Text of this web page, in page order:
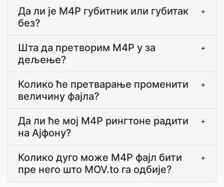
Да ли је М4Р губитник или губитак
без?
+
Шта да претворим М4Р у за
дељење?
+
Колико ће претварање променити
величину фајла?
+
Да ли ће мој М4Р рингтоне радити
на Ајфону?
+
Колико дуго може М4Р фајл бити
пре него што MOV.to га одбије?
+